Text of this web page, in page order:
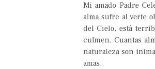
Mi amado Padre
alma sufre al verte
del Cielo, está
culmen. Cuantas
naturaleza son
amas.